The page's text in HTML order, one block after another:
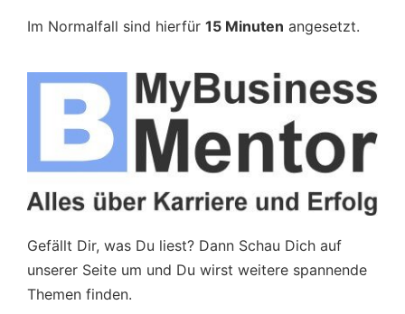
Im Normalfall sind hierfür 15 Minuten angesetzt.
Gefällt Dir, was Du liest? Dann Schau Dich auf
unserer Seite um und Du wirst weitere spannende
Themen finden.